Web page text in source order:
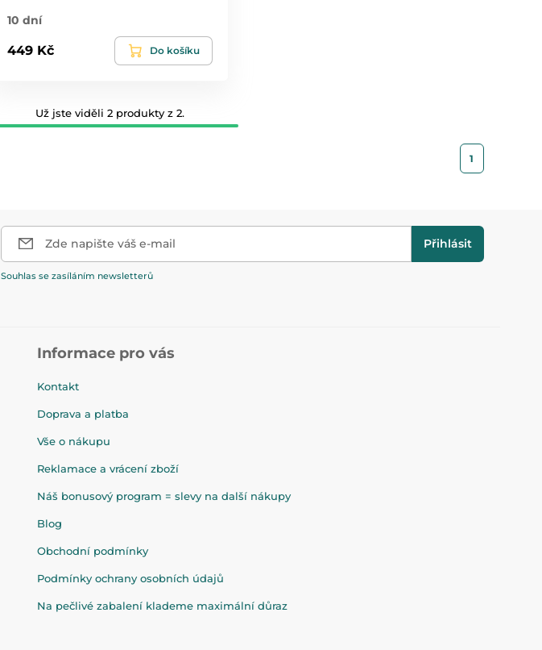
10 dní
449 Kč Do košíku
Už jste viděli 2 produkty z 2.
1
Zde napište váš e-mail Přihlásit
Souhlas se zasíláním newsletterů
Informace pro vás
Kontakt
Doprava a platba
Vše o nákupu
Reklamace a vrácení zboží
Náš bonusový program = slevy na další nákupy
Blog
Obchodní podmínky
Podmínky ochrany osobních údajů
Na pečlivé zabalení klademe maximální důraz